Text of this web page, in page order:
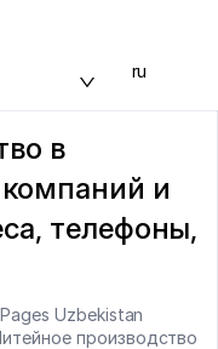
ru
в
компаний и
телефоны,
Uzbekistan
производство